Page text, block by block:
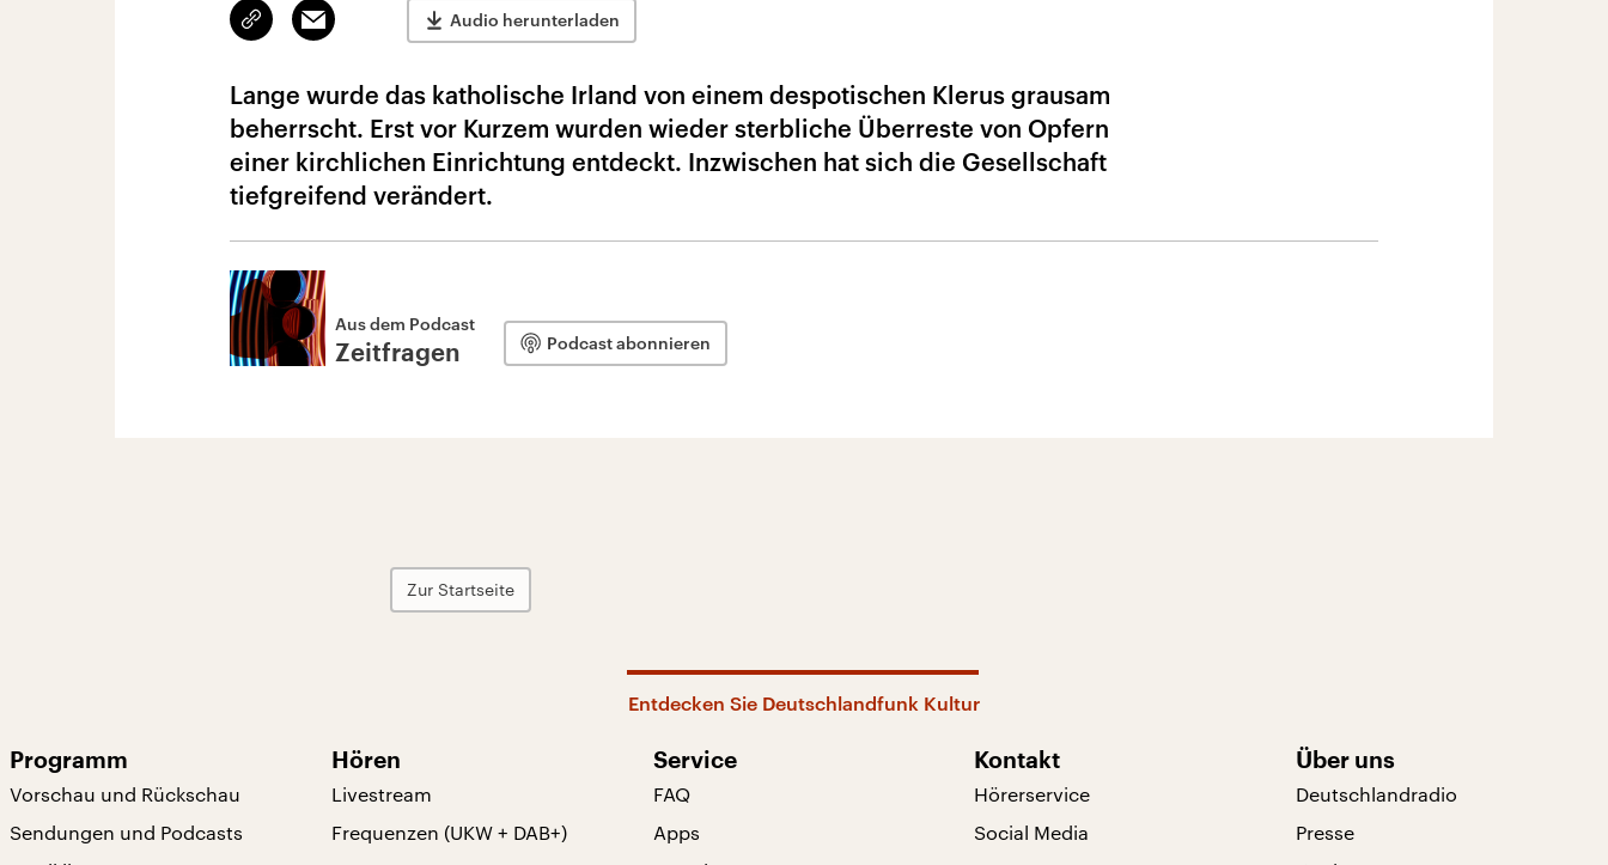
Link
kopieren/teilen
Email Audio herunterladen
Lange wurde das katholische Irland von einem despotischen Klerus grausam
beherrscht. Erst vor Kurzem wurden wieder sterbliche Überreste von Opfern
einer kirchlichen Einrichtung entdeckt. Inzwischen hat sich die Gesellschaft
tiefgreifend verändert.
Aus dem Podcast
Zeitfragen Podcast abonnieren
Zur Startseite
Entdecken Sie Deutschlandfunk Kultur
Programm
Vorschau und Rückschau
Sendungen und Podcasts
Hören
Livestream
Frequenzen (UKW + DAB+)
Service
FAQ
Apps
Kontakt
Hörerservice
Social Media
Über uns
Deutschlandradio
Presse